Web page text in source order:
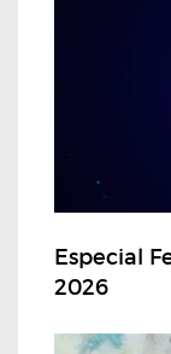
Especial
2026